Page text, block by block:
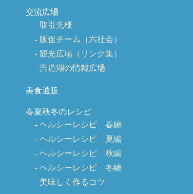
交流広場
取引先様
販促チーム（六社会）
観光広場（リンク集）
宍道湖の情報広場
美食通販
春夏秋冬のレシピ
ヘルシーレシピ 春編
ヘルシーレシピ 夏編
ヘルシーレシピ 秋編
ヘルシーレシピ 冬編
美味しく作るコツ